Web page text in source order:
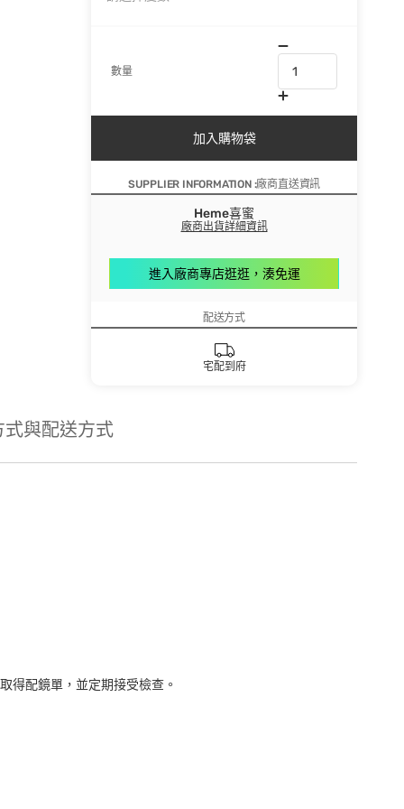
數量
加入購物袋
SUPPLIER INFORMATION :廠商直送資訊
Heme喜蜜
廠商出貨詳細資訊
進入廠商專店逛逛，湊免運
配送方式
宅配到府
式與配送方式
得配鏡單，並定期接受檢查。